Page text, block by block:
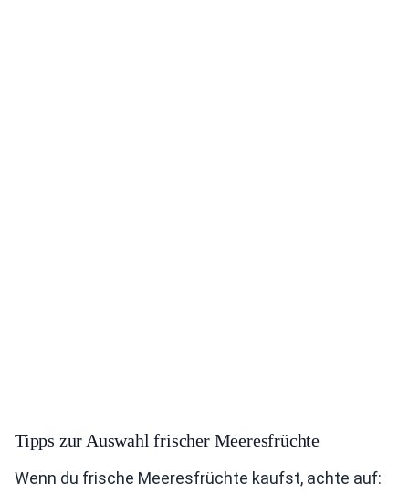
Tipps zur Auswahl frischer Meeresfrüchte
Wenn du frische Meeresfrüchte kaufst, achte auf: